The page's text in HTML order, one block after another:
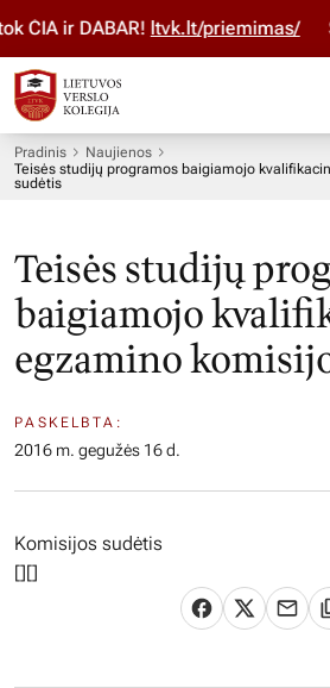
ČIA ir DABAR!ltvk.lt/priemimas/
Pradinis
Naujienos
Teisės studijų programos baigiamojo
sudėtis
Teisės studijų
baigiamojo
egzamino
PASKELBTA:
2016 m. gegužės 16 d.
Komisijos sudėtis
[][]